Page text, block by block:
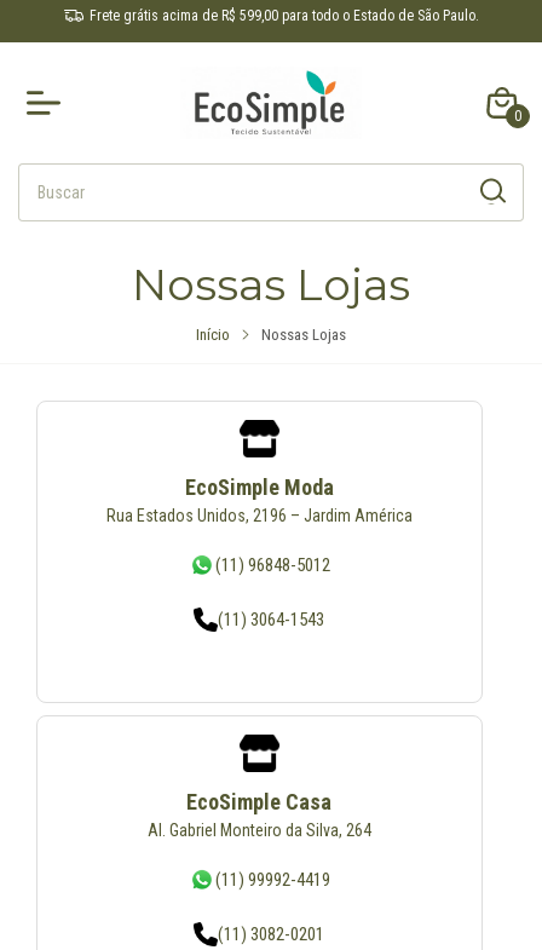
Frete grátis acima de R$ 599,00 para todo o Estado de São Paulo.
0
Nossas Lojas
Início Nossas Lojas
EcoSimple Moda
Rua Estados Unidos, 2196 – Jardim América
(11) 96848-5012
(11) 3064-1543
EcoSimple Casa
Al. Gabriel Monteiro da Silva, 264
(11) 99992-4419
(11) 3082-0201